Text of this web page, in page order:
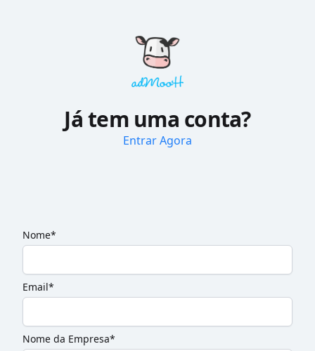
Já tem uma conta?
Entrar Agora
Nome*
Email*
Nome da Empresa*